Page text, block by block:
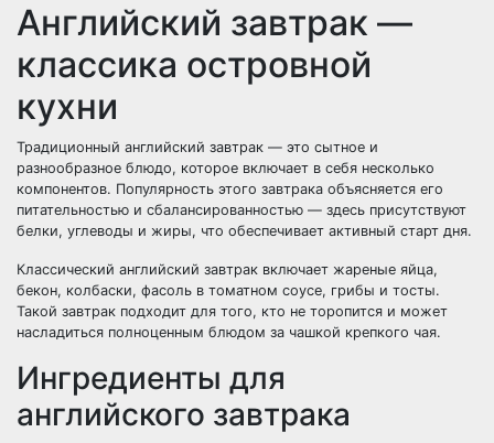
Английский завтрак —
классика островной
кухни
Традиционный английский завтрак — это сытное и
разнообразное блюдо, которое включает в себя несколько
компонентов. Популярность этого завтрака объясняется его
питательностью и сбалансированностью — здесь присутствуют
белки, углеводы и жиры, что обеспечивает активный старт дня.
Классический английский завтрак включает жареные яйца,
бекон, колбаски, фасоль в томатном соусе, грибы и тосты.
Такой завтрак подходит для того, кто не торопится и может
насладиться полноценным блюдом за чашкой крепкого чая.
Ингредиенты для
английского завтрака